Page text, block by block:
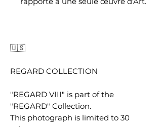
🇺🇸
REGARD COLLECTION
"REGARD VIII" is part of the
"REGARD" Collection.
This photograph is limited to 30